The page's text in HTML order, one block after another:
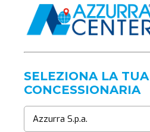
SELEZIONA LA TUA
CONCESSIONARIA